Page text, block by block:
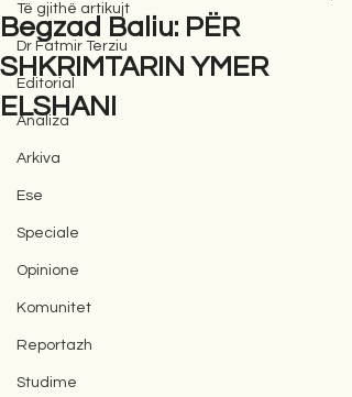
Të gjithë artikujt
Dr Fatmir Terziu
Editorial
Analiza
Arkiva
Ese
Speciale
Opinione
Komunitet
Reportazh
Studime
Begzad Baliu: PËR
SHKRIMTARIN YMER
ELSHANI